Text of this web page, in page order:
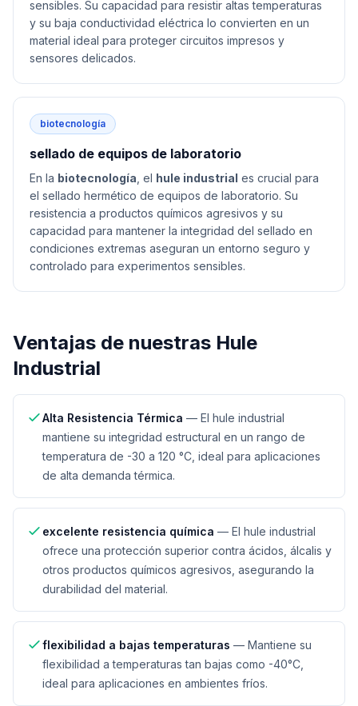
sensibles. Su capacidad para resistir altas temperaturas
y su baja conductividad eléctrica lo convierten en un
material ideal para proteger circuitos impresos y
sensores delicados.
biotecnología
sellado de equipos de laboratorio
En la biotecnología , el hule industrial es crucial para
el sellado hermético de equipos de laboratorio. Su
resistencia a productos químicos agresivos y su
capacidad para mantener la integridad del sellado en
condiciones extremas aseguran un entorno seguro y
controlado para experimentos sensibles.
Ventajas de nuestras Hule
Industrial
Alta Resistencia Térmica — El hule industrial
mantiene su integridad estructural en un rango de
temperatura de -30 a 120 °C, ideal para aplicaciones
de alta demanda térmica.
excelente resistencia química — El hule industrial
ofrece una protección superior contra ácidos, álcalis y
otros productos químicos agresivos, asegurando la
durabilidad del material.
flexibilidad a bajas temperaturas — Mantiene su
flexibilidad a temperaturas tan bajas como -40°C,
ideal para aplicaciones en ambientes fríos.